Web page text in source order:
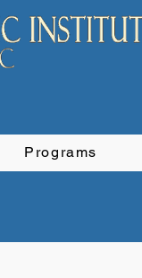
Programs